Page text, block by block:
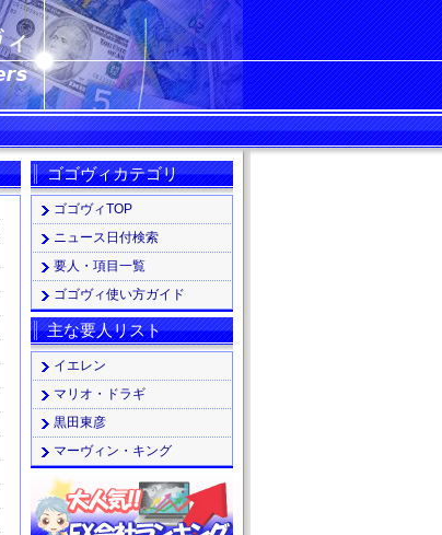
ゴゴヴィカテゴリ
ゴゴヴィTOP
ニュース日付検索
要人・項目一覧
ゴゴヴィ使い方ガイド
主な要人リスト
イエレン
マリオ・ドラギ
黒田東彦
マーヴィン・キング